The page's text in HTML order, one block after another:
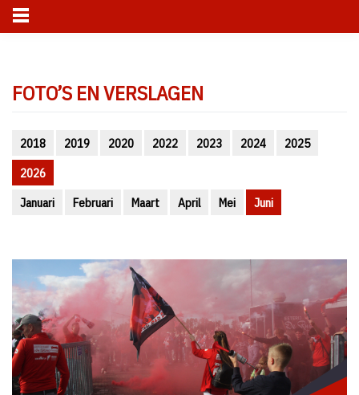
content
FOTO’S EN VERSLAGEN
2018 2019 2020 2022 2023 2024
2025
2026
Januari
Februari Maart April Mei Juni